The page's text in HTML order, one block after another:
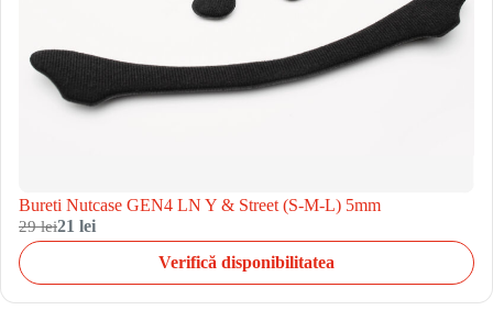
Bureti Nutcase GEN4 LN Y & Street (S-M-L) 5mm
29 lei21 lei
Verifică disponibilitatea